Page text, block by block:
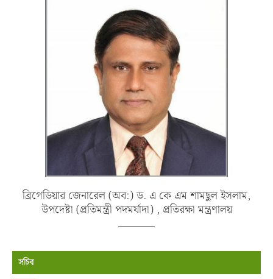
ব্রিগেডিয়ার জেনারেল (অব:) ড. এ কে এম শামছুল ইসলাম,
উপদেষ্টা (প্রতিমন্ত্রী পদমর্যাদা) , প্রতিরক্ষা মন্ত্রণালয়
সচিব